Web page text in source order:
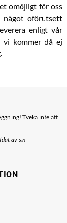
omöjligt för oss
något oförutsett
enligt vår
vi kommer då ej
Tveka inte att
av sin